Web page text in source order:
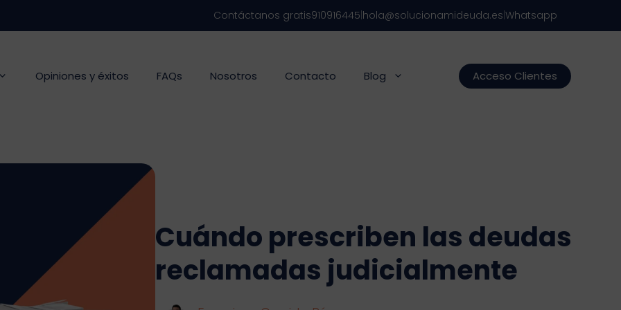
Contáctanos gratis910916445 hola@solucionamideuda.es Whatsapp
Opiniones y éxitos FAQs Nosotros Contacto Blog Acceso Clientes
Cuándo prescriben las deudas
reclamadas judicialmente